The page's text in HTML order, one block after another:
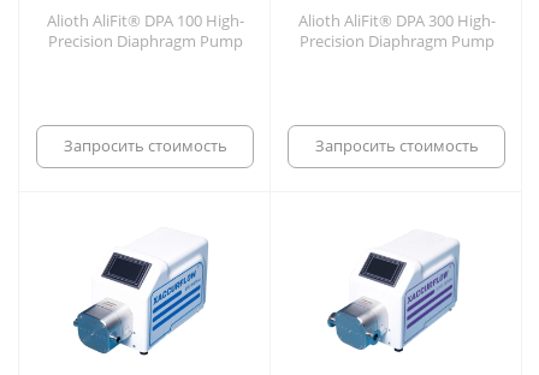
Alioth AliFit® DPA 100 High-
Precision Diaphragm Pump
Запросить стоимость
Alioth AliFit® DPA 300 High-
Precision Diaphragm Pump
Запросить стоимость